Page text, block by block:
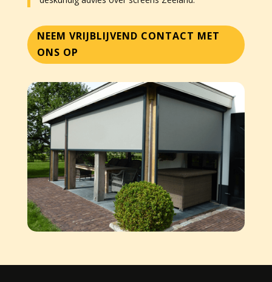
NEEM VRIJBLIJVEND CONTACT MET
ONS OP